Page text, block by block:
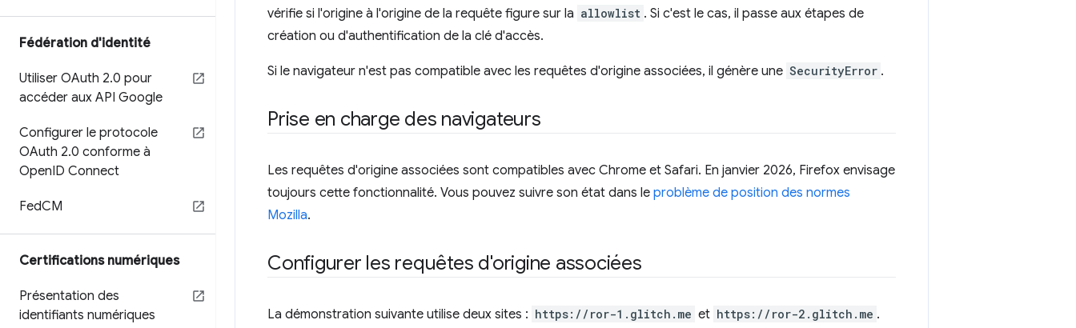
Fédération d'identité
Utiliser OAuth 2.0 pour
accéder aux API Google
Configurer le protocole
OAuth 2.0 conforme à
OpenID Connect
FedCM
Certifications numériques
Présentation des
identifiants numériques
vérifie si l'origine à l'origine de la requête figure sur la allowlist . Si c'est le cas, il passe aux étapes de
création ou d'authentification de la clé d'accès.
Si le navigateur n'est pas compatible avec les requêtes d'origine associées, il génère une SecurityError .
Prise en charge des navigateurs
Les requêtes d'origine associées sont compatibles avec Chrome et Safari. En janvier 2026, Firefox envisage
toujours cette fonctionnalité. Vous pouvez suivre son état dans le problème de position des normes
Mozilla.
Configurer les requêtes d'origine associées
La démonstration suivante utilise deux sites : https://ror-1.glitch.me et https://ror-2.glitch.me .